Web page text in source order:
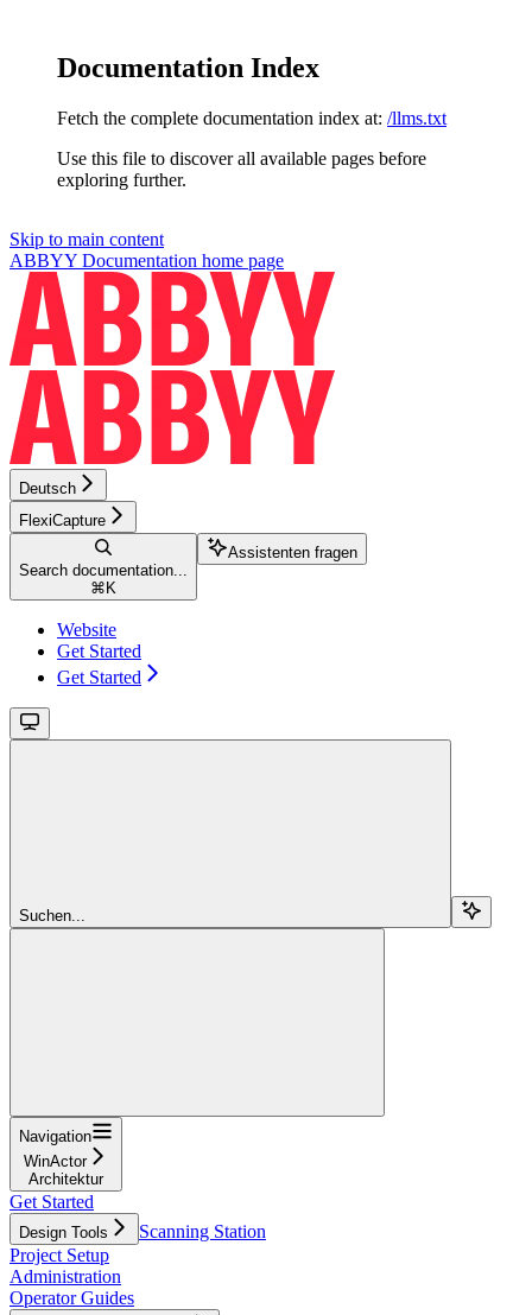
Documentation Index
Fetch the complete documentation index at: /llms.txt
Use this file to discover all available pages before
exploring further.
Skip to main content
ABBYY Documentation home page
Deutsch
FlexiCapture
Search documentation...
⌘ K
Assistenten fragen
Website
Get Started
Get Started
Suchen...
Navigation
WinActor
Architektur
Get Started
Design Tools
Scanning Station
Project Setup
Administration
Operator Guides